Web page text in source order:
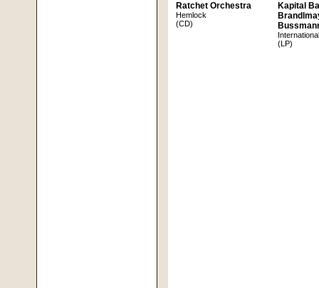
Ratchet Orchestra
Hemlock
(CD)
Kapital
(LP)